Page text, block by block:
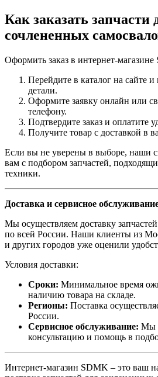
Как заказать запчасти
сочлененных
Оформить заказ в интернет-
Перейдите в каталог на сайте
детали.
Оформите заявку онлайн или
телефону.
Подтвердите заказ и оплатите
Получите товар с доставкой в
Если вы не уверены в выборе, наши
вам с подбором запчастей,
техники.
Доставка и сервисное
Мы осуществляем доставку
по всей России. Наши клиенты из
и других городов уже оценили
Условия доставки:
Сроки: Минимальное время
наличию товара на складе.
Регионы: Поставка
России.
Сервисное обслуживание: Мы
консультацию и помощь в
Интернет-магазин SDMK – это ваш